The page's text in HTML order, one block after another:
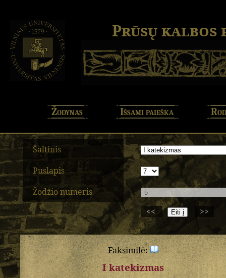
Prūsų kalbos
Žodynas Išsami paieška
Šaltinis
Puslapis
Žodžio numeris
<<
>>
Faksimilė:
I katekizmas